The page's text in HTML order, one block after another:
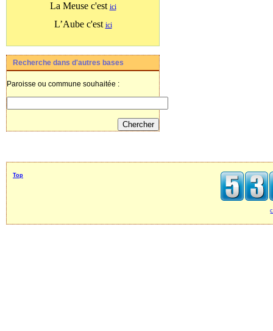
La Meuse c'est ici
L’Aube c'est ici
Recherche dans d'autres bases
Paroisse ou commune souhaitée :
Top